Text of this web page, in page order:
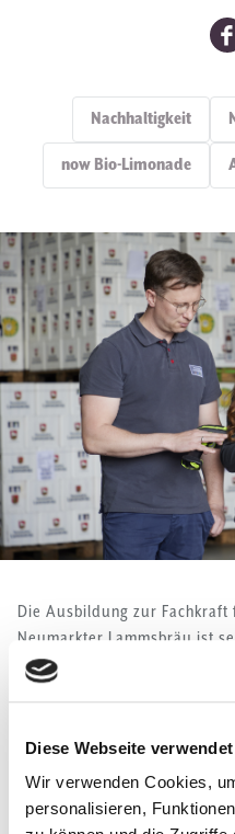
Diese Webseite
Wir verwenden Cookies,
personalisieren,
Nachhaltigkeit
now Bio-Limonade
Die Ausbildung zur
Neumarkter Lammsbräu ist
spannende Aufgaben für dich
Deine
Ausbildung
Während dieser Ausbildung
und Organisationsprozessen